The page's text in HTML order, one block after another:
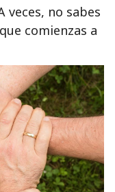
veces, no sabes
comienzas a